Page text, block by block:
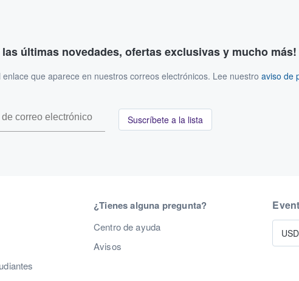
últimas novedades, ofertas exclusivas y mucho más!
que aparece en nuestros correos electrónicos. Lee nuestro aviso de
Suscríbete a la lista
¿Tienes alguna pregunta?
Centro de ayuda
Avisos
USD